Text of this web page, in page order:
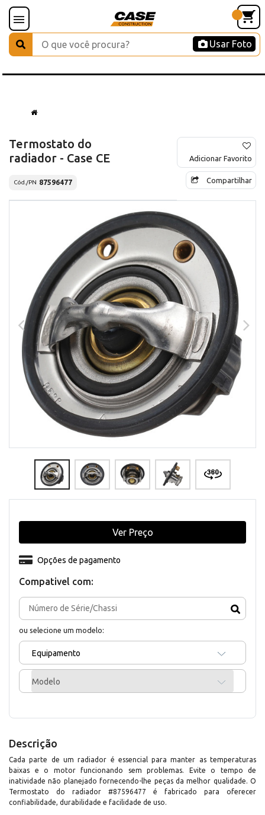
Usar Foto
Termostato do
radiador - Case CE
Cód./PN 87596477
Adicionar Favorito
Compartilhar
Compativel com:
ou selecione um modelo:
Equipamento
Modelo
Opções de pagamento
Ver Preço
Descrição
Cada parte de um radiador é essencial para manter as temperaturas
baixas e o motor funcionando sem problemas. Evite o tempo de
inatividade não planejado fornecendo-lhe peças da melhor qualidade. O
Termostato do radiador #87596477 é fabricado para oferecer
confiabilidade, durabilidade e facilidade de uso.